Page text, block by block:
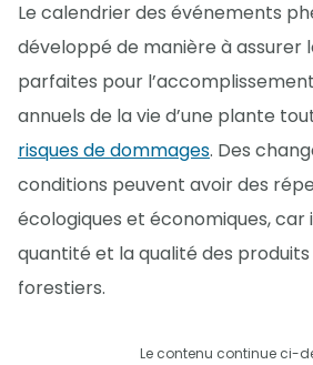
Le calendrier des événements
développé de manière à assurer
parfaites pour
annuels de la vie d’une plante
risques de dommages. Des
conditions peuvent avoir des
écologiques et économiques,
quantité et la qualité des
forestiers.
Le contenu continue ci-